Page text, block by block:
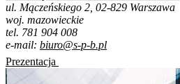
ul. Mączeńskiego 2, 02-829 Warszawa
woj. mazowieckie
tel. 781 904 008
e-mail: biuro@s-p-b.pl
Prezentacja